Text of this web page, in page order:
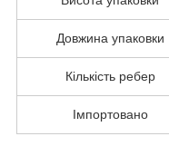
Довжина упаковки
Кількість ребер
Імпортовано